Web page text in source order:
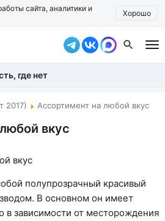
сайта, аналитики и
Хорошо
где нет
2017) Ассортимент на любой вкус
вкус
полупрозрачный красивый
В основном он имеет
в зависимости от месторождения